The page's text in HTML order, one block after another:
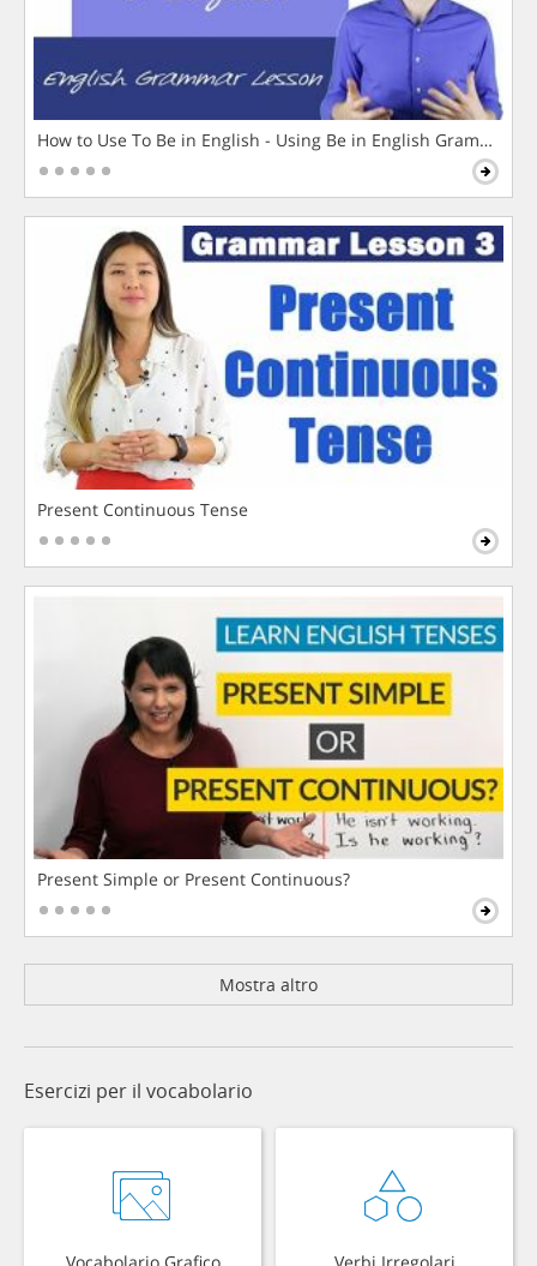
How to Use To Be in English - Using Be in English Grammar
Present Continuous Tense
Present Simple or Present Continuous?
Mostra altro
Esercizi per il vocabolario